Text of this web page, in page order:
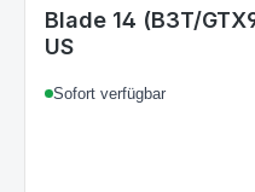
Blade 14 (B3T/
US
Sofort verfügbar